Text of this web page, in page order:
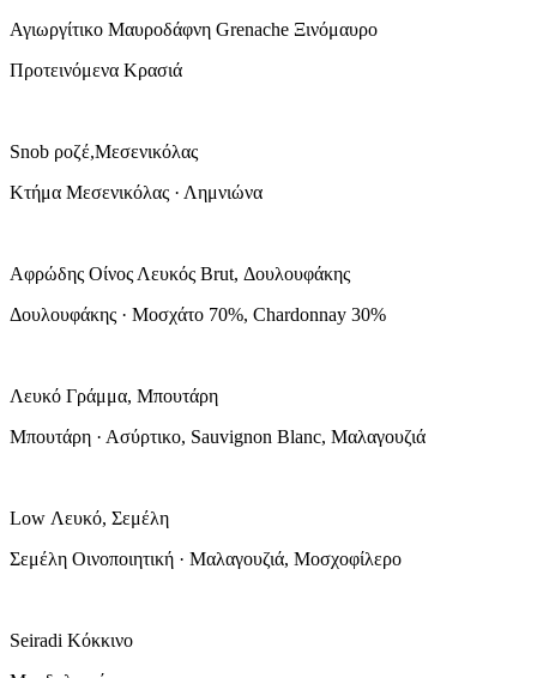
Αγιωργίτικο Μαυροδάφνη Grenache Ξινόμαυρο
Προτεινόμενα Κρασιά
Snob ροζέ,Μεσενικόλας
Κτήμα Μεσενικόλας · Λημνιώνα
Αφρώδης Οίνος Λευκός Brut, Δουλουφάκης
Δουλουφάκης · Μοσχάτο 70%, Chardonnay 30%
Λευκό Γράμμα, Μπουτάρη
Μπουτάρη · Ασύρτικο, Sauvignon Blanc, Μαλαγουζιά
Low Λευκό, Σεμέλη
Σεμέλη Οινοποιητική · Μαλαγουζιά, Μοσχοφίλερο
Seiradi Κόκκινο